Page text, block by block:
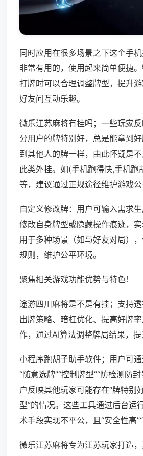
同时应用在很多场景之下这个手
非常有用的，使用起来简单便捷
打牌时可以合理调整牌型，提升
好友间互动乐趣。
微乐江苏麻将有挂吗；一些玩家
分用户的牌特别好，总是能拿到
到其他人的牌一样，由此怀疑是
此类外挂。如(手机跑得快,手机跑
等，建议通过正规途径维护游戏公
自定义修改牌：用户可输入需求生
修改自身牌型或隐藏操作痕迹，
用于多种场景（如与好友对局）
规则，维护公平环境。
聚焦相关游戏功能优势与特色！
途游四川麻将是不是有挂；支持
出牌策略、暗杠优化、提高好牌
作，通过AI算法调整牌局结果，提
小程序跑胡子助手软件；用户可
“随意选牌”“控制牌型”“防检测防
户反映其他玩家可能存在“牌特别
型”的情况。这些工具通过后台运
术手段实现不平公，且“安全性高”“
微乐江苏麻将专为江苏玩家打造